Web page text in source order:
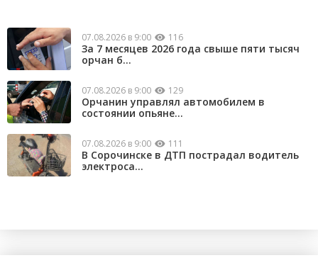
07.08.2026 в 9:00 116
За 7 месяцев 2026 года свыше пяти тысяч
орчан б...
07.08.2026 в 9:00 129
Орчанин управлял автомобилем в
состоянии опьяне...
07.08.2026 в 9:00 111
В Сорочинске в ДТП пострадал водитель
электроса...